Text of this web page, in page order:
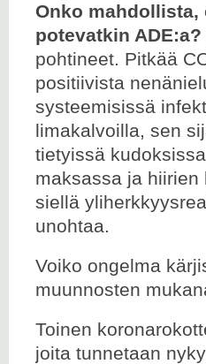
Onko mahdollista,
potevatkin ADE:a?
pohtineet. Pitkää
positiivista
systeemisissä
limakalvoilla, sen
tietyissä
maksassa ja
siellä
unohtaa.
Voiko ongelma
muunnosten
Toinen
joita tunnetaan